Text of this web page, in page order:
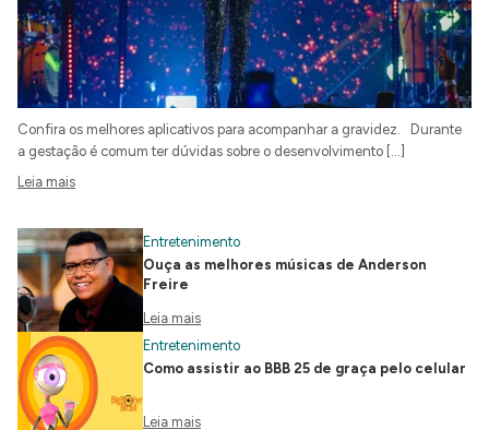
Confira os melhores aplicativos para acompanhar a gravidez. Durante
a gestação é comum ter dúvidas sobre o desenvolvimento […]
Leia mais
Entretenimento
Ouça as melhores músicas de Anderson
Freire
Leia mais
Entretenimento
Como assistir ao BBB 25 de graça pelo celular
Leia mais